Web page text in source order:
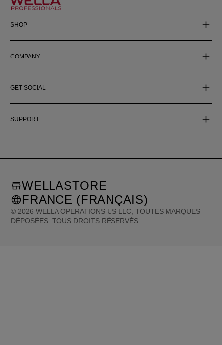
SHOP
COMPANY
GET SOCIAL
SUPPORT
© 2026 WELLA OPERATIONS US LLC, TOUTES MARQUES
DÉPOSÉES. TOUS DROITS RÉSERVÉS.
WELLASTORE
FRANCE (FRANÇAIS)